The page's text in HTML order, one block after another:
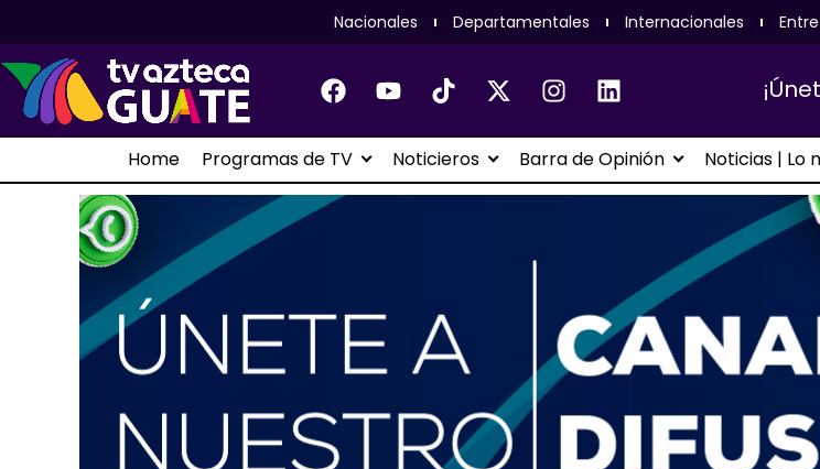
Nacionales Departamentales Internacionales
Home Programas de TV Noticieros Barra de Opinión Noticias | Lo